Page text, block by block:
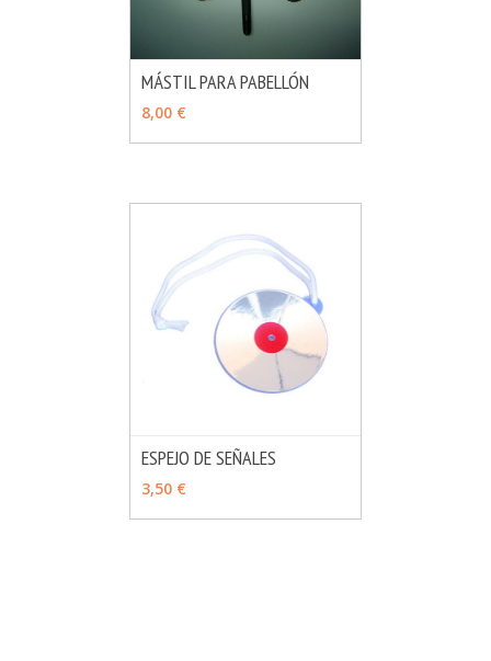
MÁSTIL PARA PABELLÓN
8,00 €
ESPEJO DE SEÑALES
3,50 €